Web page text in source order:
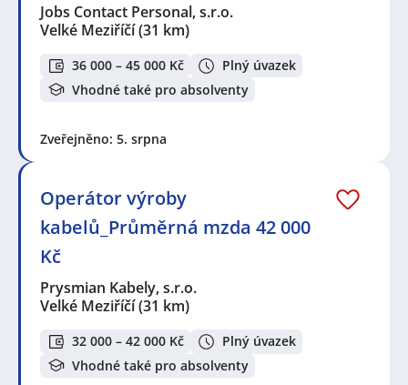
Jobs Contact Personal, s.r.o.
Velké Meziříčí(31 km)
36 000 – 45 000 Kč
Plný úvazek
Vhodné také pro absolventy
Zveřejněno: 5. srpna
Operátor výroby
kabelů_Průměrná mzda 42 000
Kč
Prysmian Kabely, s.r.o.
Velké Meziříčí(31 km)
32 000 – 42 000 Kč
Plný úvazek
Vhodné také pro absolventy